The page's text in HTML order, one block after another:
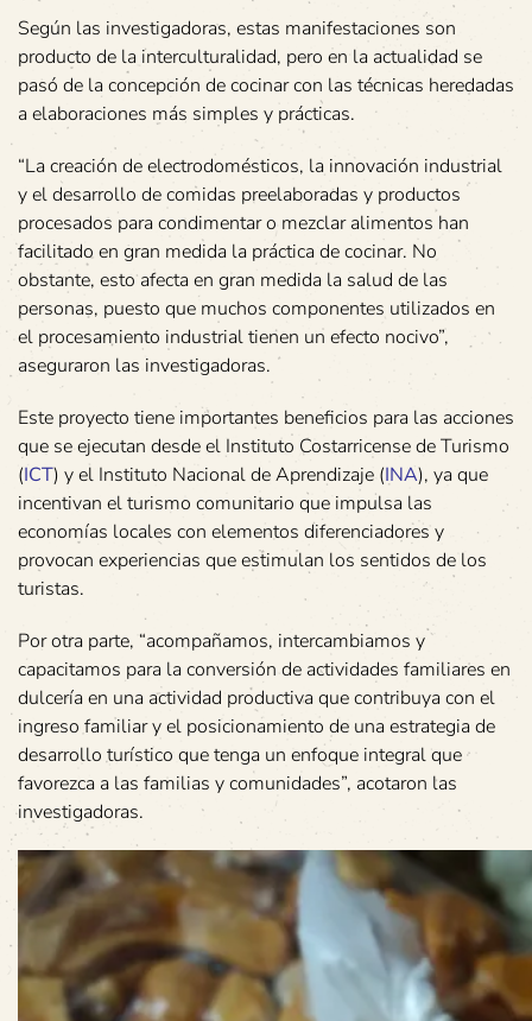
Según las investigadoras, estas manifestaciones son
producto de la interculturalidad, pero en la actualidad se
pasó de la concepción de cocinar con las técnicas heredadas
a elaboraciones más simples y prácticas.
“La creación de electrodomésticos, la innovación industrial
y el desarrollo de comidas preelaboradas y productos
procesados para condimentar o mezclar alimentos han
facilitado en gran medida la práctica de cocinar. No
obstante, esto afecta en gran medida la salud de las
personas, puesto que muchos componentes utilizados en
el procesamiento industrial tienen un efecto nocivo”,
aseguraron las investigadoras.
Este proyecto tiene importantes beneficios para las acciones
que se ejecutan desde el Instituto Costarricense de Turismo
(ICT) y el Instituto Nacional de Aprendizaje (INA), ya que
incentivan el turismo comunitario que impulsa las
economías locales con elementos diferenciadores y
provocan experiencias que estimulan los sentidos de los
turistas.
Por otra parte, “acompañamos, intercambiamos y
capacitamos para la conversión de actividades familiares en
dulcería en una actividad productiva que contribuya con el
ingreso familiar y el posicionamiento de una estrategia de
desarrollo turístico que tenga un enfoque integral que
favorezca a las familias y comunidades”, acotaron las
investigadoras.